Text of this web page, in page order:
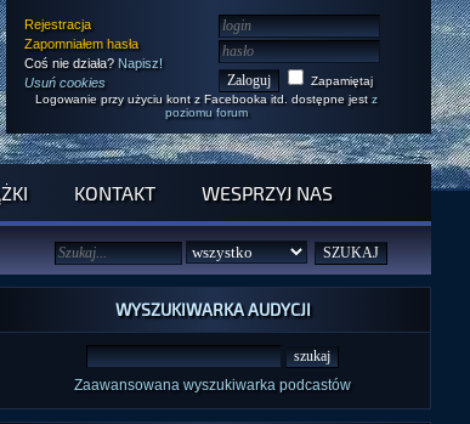
Rejestracja
Zapomniałem hasła
Coś nie działa? Napisz!
Usuń cookies
Zapamiętaj
Logowanie przy użyciu kont z Facebooka itd. dostępne jest z
poziomu forum
KONTAKT WESPRZYJ NAS
WYSZUKIWARKA AUDYCJI
Zaawansowana wyszukiwarka podcastów